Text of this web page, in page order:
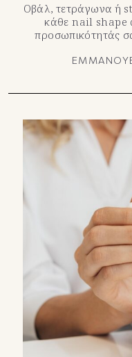
Οβάλ, τετράγωνα ή
κάθε nail shape
προσωπικότητάς